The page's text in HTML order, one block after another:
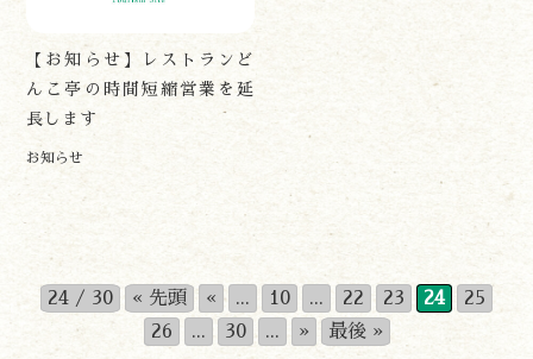
【お知らせ】レストランど
んこ亭の時間短縮営業を延
長します
お知らせ
24 / 30 « 先頭 « ... 10 ... 22 23 24
25
26
... 30 ... » 最後 »